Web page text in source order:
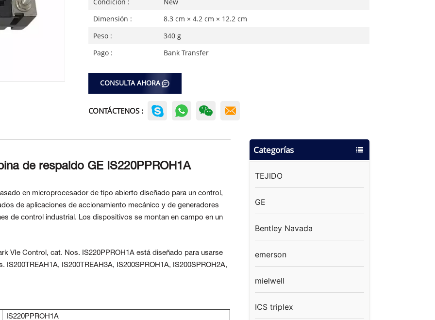
Condición :
New
Dimensión :
8.3 cm × 4.2 cm × 12.2 cm
Peso :
340 g
Pago :
Bank Transfer
CONSULTA AHORA
CONTÁCTENOS :
Categorías
TEJIDO
GE
Bentley Navada
emerson
mielwell
ICS triplex
de respaldo GE IS220PPROH1A
en microprocesador de tipo abierto diseñado para un control,
de aplicaciones de accionamiento mecánico y de generadores
de control industrial. Los dispositivos se montan en campo en un
VIe Control, cat. Nos. IS220PPROH1A está diseñado para usarse
IS200TREAH3A, IS200SPROH1A, IS200SPROH2A,
IS220PPROH1A